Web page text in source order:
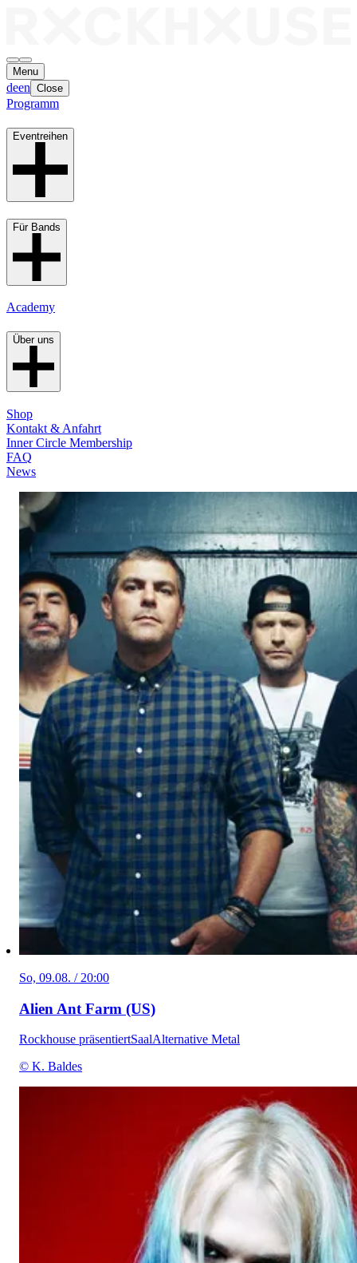
Menu
deen Close
Programm
Eventreihen
Für Bands
Academy
Über uns
Shop
Kontakt & Anfahrt
Inner Circle Membership
FAQ
News
So, 09.08. / 20:00
Alien Ant Farm (US)
Rockhouse präsentiertSaalAlternative Metal
© K. Baldes